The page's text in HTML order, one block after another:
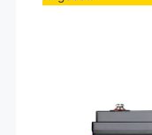
war: